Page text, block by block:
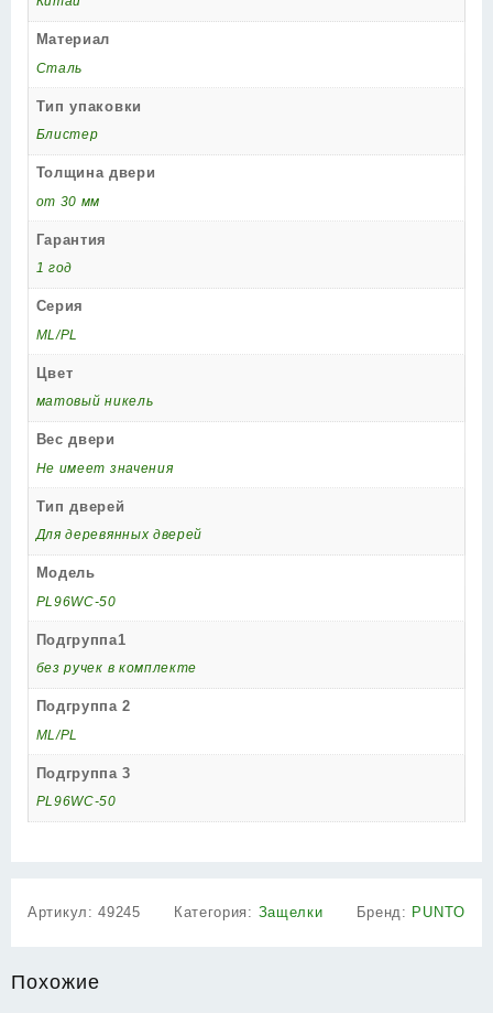
Материал
Сталь
Тип упаковки
Блистер
Толщина двери
от 30 мм
Гарантия
1 год
Серия
ML/PL
Цвет
матовый никель
Вес двери
Не имеет значения
Тип дверей
Для деревянных дверей
Модель
PL96WC-50
Подгруппа1
без ручек в комплекте
Подгруппа 2
ML/PL
Подгруппа 3
PL96WC-50
Артикул:49245 Категория: Защелки Бренд: PUNTO
Похожие